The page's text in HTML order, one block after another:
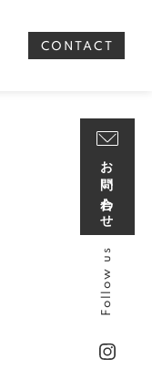
CONTACT
お問い合わせ
Follow us